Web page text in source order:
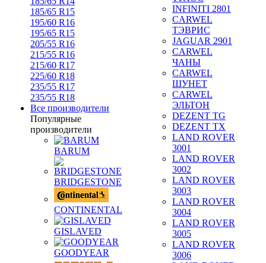
185/65 R15
195/60 R16
195/65 R15
205/55 R16
215/55 R16
215/60 R17
225/60 R18
235/55 R17
235/55 R18
Все производители
Популярные
производители
BARUM
BRIDGESTONE
CONTINENTAL
GISLAVED
GOODYEAR
INFINITI 2801
CARWEL
ТЭВРИС
JAGUAR 2901
CARWEL
ЧАНЫ
CARWEL
ШУНЕТ
CARWEL
ЭЛЬТОН
DEZENT TG
DEZENT TX
LAND ROVER
3001
LAND ROVER
3002
LAND ROVER
3003
LAND ROVER
3004
LAND ROVER
3005
LAND ROVER
3006